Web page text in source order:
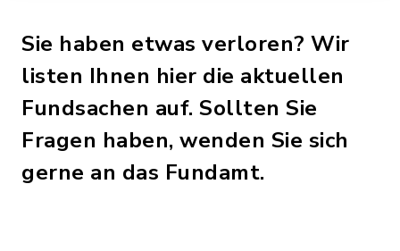
Sie haben etwas verloren? Wir
listen Ihnen hier die aktuellen
Fundsachen auf. Sollten Sie
Fragen haben, wenden Sie sich
gerne an das Fundamt.